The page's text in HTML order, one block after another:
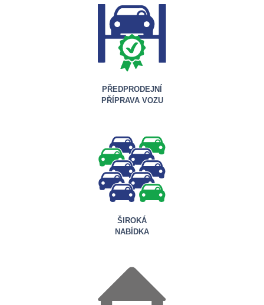
PŘEDPRODEJNÍ
PŘÍPRAVA VOZU
ŠIROKÁ
NABÍDKA